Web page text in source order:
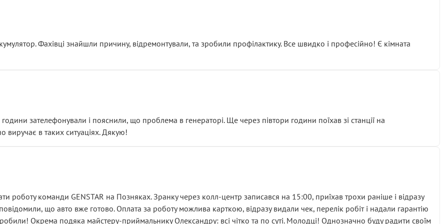
із головним гальмівним циліндром у зборі.
і тоді сервіс наче справив хороше враження. Але згодом знайшов декілька гайок під лобовим склом. Мені
хвилюватися. ( надіюсь новий власник, не застяг в полі))
підірвав.
а “аби швидше і дорожче”. Саме це і псує загальне враження та бажання повертатися.
Фахівці знайшли причину, відремонтували, та зробили профілактику. Все швидко і професійно! Є кімната
зателефонували і пояснили, що проблема в генераторі. Ще через півтори години поїхав зі станції на
виручає в таких ситуаціях. Дякую!
роботу команди GENSTAR на Позняках. Зранку через колл-центр записався на 15:00, приїхав трохи раніше і відразу
що авто вже готово. Оплата за роботу можлива карткою, відразу видали чек, перелік робіт і надали гарантію
Окрема подяка майстеру-приймальнику Олександру: всі чітко та по суті. Молодці! Однозначно буду радити своїм